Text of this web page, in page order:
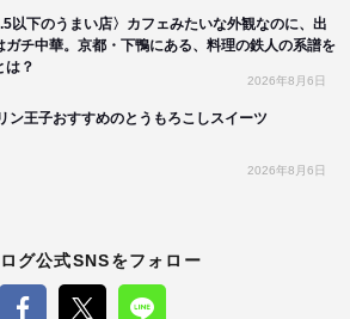
以下のうまい店〉カフェみたいな外観なのに、出
ガチ中華。京都・下鴨にある、料理の鉄人の系譜を
は？
2026年8月6日
ン王子おすすめのとうもろこしスイーツ
2026年8月6日
グ公式SNSをフォロー